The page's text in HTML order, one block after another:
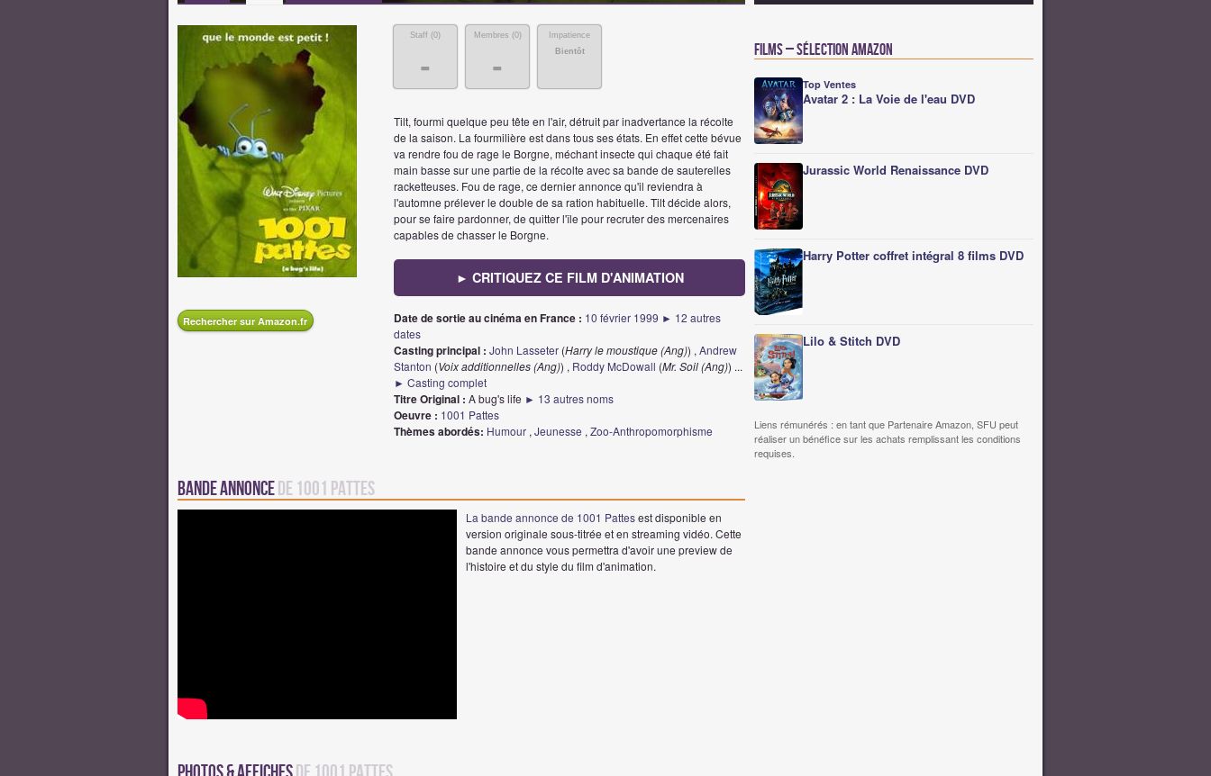
Staff (0)
-
Membres (0)
-
Impatience
Bientôt
Tilt, fourmi quelque peu tête en l'air, détruit par inadvertance la récolte
de la saison. La fourmilière est dans tous ses états. En effet cette bévue
va rendre fou de rage le Borgne, méchant insecte qui chaque été fait
main basse sur une partie de la récolte avec sa bande de sauterelles
racketteuses. Fou de rage, ce dernier annonce qu'il reviendra à
l'automne prélever le double de sa ration habituelle. Tilt décide alors,
pour se faire pardonner, de quitter l'île pour recruter des mercenaires
capables de chasser le Borgne.
► CRITIQUEZ CE FILM D'ANIMATION
Rechercher sur Amazon.fr Date de sortie au cinéma en France : 10 février 1999 ► 12 autres
dates
Casting principal : John Lasseter (Harry le moustique (Ang)) , Andrew
Stanton (Voix additionnelles (Ang)) , Roddy McDowall (Mr. Soil (Ang)) ...
► Casting complet
Titre Original : A bug's life ► 13 autres noms
Oeuvre : 1001 Pattes
Thèmes abordés: Humour , Jeunesse , Zoo-Anthropomorphisme
Bande annoncede 1001 Pattes
La bande annonce de 1001 Pattesest disponible en
version originale sous-titrée et en streaming vidéo. Cette
bande annonce vous permettra d'avoir une preview de
l'histoire et du style du film d'animation.
Films – Sélection Amazon
Top Ventes
Avatar 2 : La Voie de l'eau DVD
Jurassic World Renaissance DVD
Harry Potter coffret intégral 8 films DVD
Lilo & Stitch DVD
Liens rémunérés : en tant que Partenaire Amazon, SFU peut
réaliser un bénéfice sur les achats remplissant les conditions
requises.